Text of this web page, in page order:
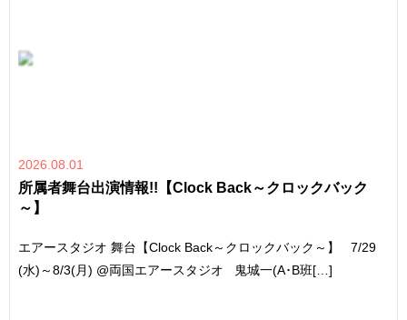
2026.08.01
所属者舞台出演情報!!【Clock Back～クロックバック
～】
エアースタジオ 舞台【Clock Back～クロックバック～】 7/29
(水)～8/3(月) @両国エアースタジオ 鬼城一(A･B班[…]